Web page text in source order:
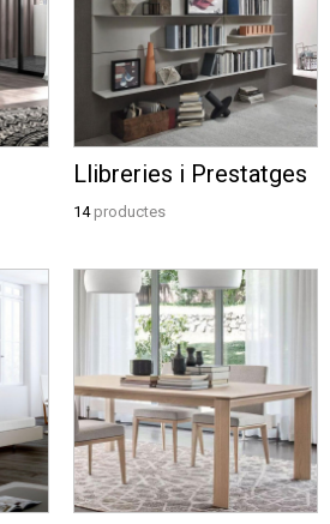
Llibreries i Prestatges
14productes